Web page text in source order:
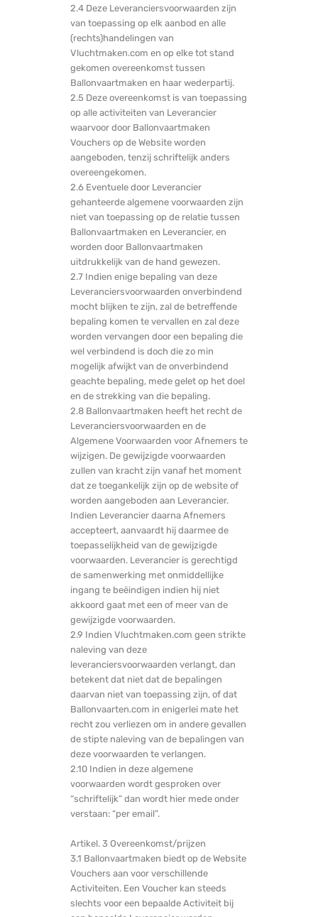
2.4 Deze Leveranciersvoorwaarden zijn
van toepassing op elk aanbod en alle
(rechts)handelingen van
Vluchtmaken.com en op elke tot stand
gekomen overeenkomst tussen
Ballonvaartmaken en haar wederpartij.
2.5 Deze overeenkomst is van toepassing
op alle activiteiten van Leverancier
waarvoor door Ballonvaartmaken
Vouchers op de Website worden
aangeboden, tenzij schriftelijk anders
overeengekomen.
2.6 Eventuele door Leverancier
gehanteerde algemene voorwaarden zijn
niet van toepassing op de relatie tussen
Ballonvaartmaken en Leverancier, en
worden door Ballonvaartmaken
uitdrukkelijk van de hand gewezen.
2.7 Indien enige bepaling van deze
Leveranciersvoorwaarden onverbindend
mocht blijken te zijn, zal de betreffende
bepaling komen te vervallen en zal deze
worden vervangen door een bepaling die
wel verbindend is doch die zo min
mogelijk afwijkt van de onverbindend
geachte bepaling, mede gelet op het doel
en de strekking van die bepaling.
2.8 Ballonvaartmaken heeft het recht de
Leveranciersvoorwaarden en de
Algemene Voorwaarden voor Afnemers te
wijzigen. De gewijzigde voorwaarden
zullen van kracht zijn vanaf het moment
dat ze toegankelijk zijn op de website of
worden aangeboden aan Leverancier.
Indien Leverancier daarna Afnemers
accepteert, aanvaardt hij daarmee de
toepasselijkheid van de gewijzigde
voorwaarden. Leverancier is gerechtigd
de samenwerking met onmiddellijke
ingang te beëindigen indien hij niet
akkoord gaat met een of meer van de
gewijzigde voorwaarden.
2.9 Indien Vluchtmaken.com geen strikte
naleving van deze
leveranciersvoorwaarden verlangt, dan
betekent dat niet dat de bepalingen
daarvan niet van toepassing zijn, of dat
Ballonvaarten.com in enigerlei mate het
recht zou verliezen om in andere gevallen
de stipte naleving van de bepalingen van
deze voorwaarden te verlangen.
2.10 Indien in deze algemene
voorwaarden wordt gesproken over
“schriftelijk” dan wordt hier mede onder
verstaan: “per email”.
Artikel. 3 Overeenkomst/prijzen
3.1 Ballonvaartmaken biedt op de Website
Vouchers aan voor verschillende
Activiteiten. Een Voucher kan steeds
slechts voor een bepaalde Activiteit bij